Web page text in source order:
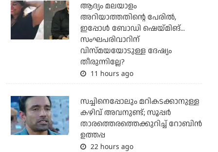
ആദ്യം മലയാളം
അറിയാത്തതിന്റെ പേരില്‍,
ഇപ്പോള്‍ ബോഡി ഷെയ്മിങ്...
സംഘപരിവാറിന്
വിസ്മയയോടുള്ള ദേഷ്യം
തീരുന്നില്ലേ?
11 hours ago
സച്ചിനെപ്പോലും മറികടക്കാനുള്ള
കഴിവ് അവനുണ്ട്; സൂപ്പര്‍
താരത്തെരത്തെക്കുറിച്ച് റോബിന്‍
ഉത്തപ്പ
22 hours ago